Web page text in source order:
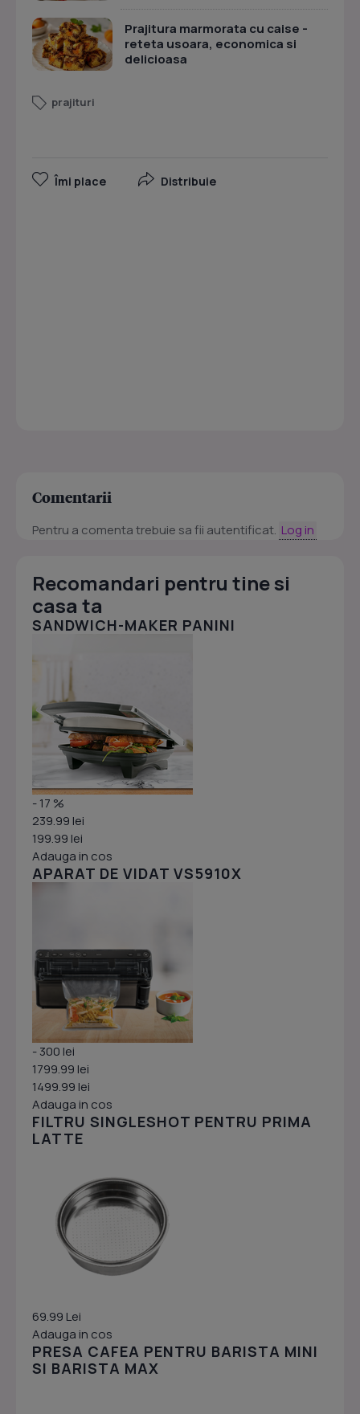
Prajitura marmorata cu caise -
reteta usoara, economica si
delicioasa
prajituri
Îmi place Distribuie
Comentarii
Pentru a comenta trebuie sa fii autentificat. Log in
Recomandari pentru tine si
casa ta
SANDWICH-MAKER PANINI
- 17 %
239.99 lei
199.99 lei
Adauga in cos
APARAT DE VIDAT VS5910X
- 300 lei
1799.99 lei
1499.99 lei
Adauga in cos
FILTRU SINGLESHOT PENTRU PRIMA
LATTE
69.99 Lei
Adauga in cos
PRESA CAFEA PENTRU BARISTA MINI
SI BARISTA MAX